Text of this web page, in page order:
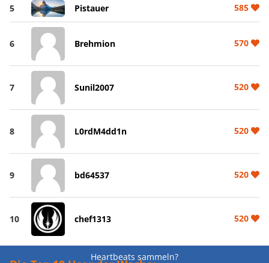
5 Pistauer 585
6 Brehmion 570
7 Sunil2007 520
8 L0rdM4dd1n 520
9 bd64537 520
10 chef1313 520
Heartbeats sammeln?